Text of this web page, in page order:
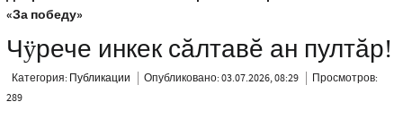
«За победу»
Чÿрече инкек сăлтавĕ ан пултăр!
Категория: Публикации Опубликовано: 03.07.2026, 08:29
Просмотров:
289